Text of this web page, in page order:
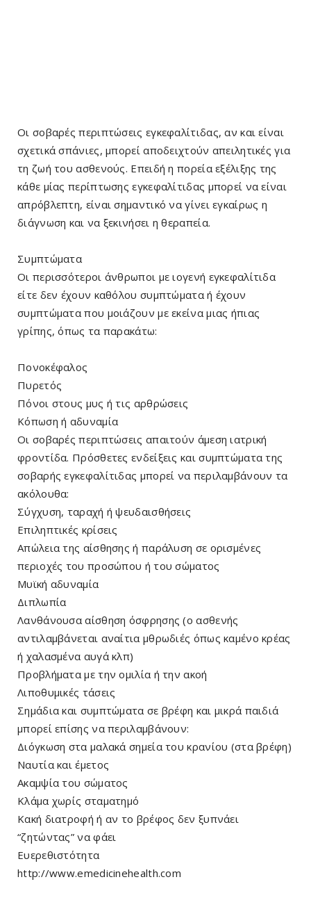
Οι σοβαρές περιπτώσεις εγκεφαλίτιδας, αν και είναι
σχετικά σπάνιες, μπορεί αποδειχτούν απειλητικές για
τη ζωή του ασθενούς. Επειδή η πορεία εξέλιξης της
κάθε μίας περίπτωσης εγκεφαλίτιδας μπορεί να είναι
απρόβλεπτη, είναι σημαντικό να γίνει εγκαίρως η
διάγνωση και να ξεκινήσει η θεραπεία.
Συμπτώματα
Οι περισσότεροι άνθρωποι με ιογενή εγκεφαλίτιδα
είτε δεν έχουν καθόλου συμπτώματα ή έχουν
συμπτώματα που μοιάζουν με εκείνα μιας ήπιας
γρίπης, όπως τα παρακάτω:
Πονοκέφαλος
Πυρετός
Πόνοι στους μυς ή τις αρθρώσεις
Κόπωση ή αδυναμία
Οι σοβαρές περιπτώσεις απαιτούν άμεση ιατρική
φροντίδα. Πρόσθετες ενδείξεις και συμπτώματα της
σοβαρής εγκεφαλίτιδας μπορεί να περιλαμβάνουν τα
ακόλουθα:
Σύγχυση, ταραχή ή ψευδαισθήσεις
Επιληπτικές κρίσεις
Απώλεια της αίσθησης ή παράλυση σε ορισμένες
περιοχές του προσώπου ή του σώματος
Μυϊκή αδυναμία
Διπλωπία
Λανθάνουσα αίσθηση όσφρησης (ο ασθενής
αντιλαμβάνεται αναίτια μθρωδιές όπως καμένο κρέας
ή χαλασμένα αυγά κλπ)
Προβλήματα με την ομιλία ή την ακοή
Λιποθυμικές τάσεις
Σημάδια και συμπτώματα σε βρέφη και μικρά παιδιά
μπορεί επίσης να περιλαμβάνουν:
Διόγκωση στα μαλακά σημεία του κρανίου (στα βρέφη)
Ναυτία και έμετος
Ακαμψία του σώματος
Κλάμα χωρίς σταματημό
Κακή διατροφή ή αν το βρέφος δεν ξυπνάει
“ζητώντας” να φάει
Ευερεθιστότητα
http://www.emedicinehealth.com